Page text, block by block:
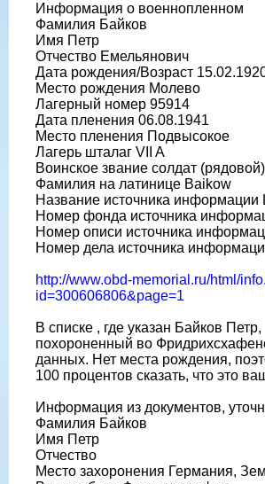
Информация о военнопленном
Фамилия Байков
Имя Петр
Отчество Емельянович
Дата рождения/Возраст
Место рождения Молево
Лагерный номер 95914
Дата пленения 06.08.1941
Место пленения Подвысокое
Лагерь шталаг VII A
Воинское звание солдат (рядовой)
Фамилия на латинице Baikow
Название источника
Номер фонда источника
Номер описи источника
Номер дела источника
http://www.obd-memorial.ru/html/
id=300606806&page=1
В списке , где указан Байков Петр,
похороненный во
данных. Нет места рождения,
100 процентов сказать, что это
Информация из документов,
Фамилия Байков
Имя Петр
Отчество
Место захоронения Германия,